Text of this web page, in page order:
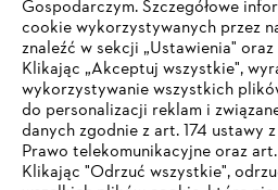
Firma
STIHL FAQ
TWOJA
Gospodarczym. Szczegółowe
cookie wykorzystywanych przez
znaleźć w sekcji „Ustawienia"
Klikając „Akceptuj wszystkie",
wykorzystywanie wszystkich
do personalizacji reklam i
danych zgodnie z art. 174 ustawy
Prawo telekomunikacyjne oraz
Klikając "Odrzuć wszystkie",